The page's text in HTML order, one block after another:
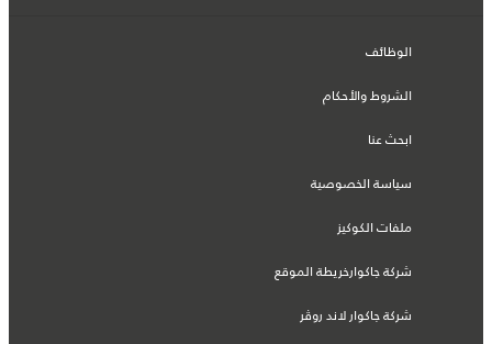
الوظائف
الشروط والأحكام
ابحث عنا
سياسة الخصوصية
ملفات الكوكيز
شركة جاكوارخريطة الموقع
شركة جاكوار لاند روڤر